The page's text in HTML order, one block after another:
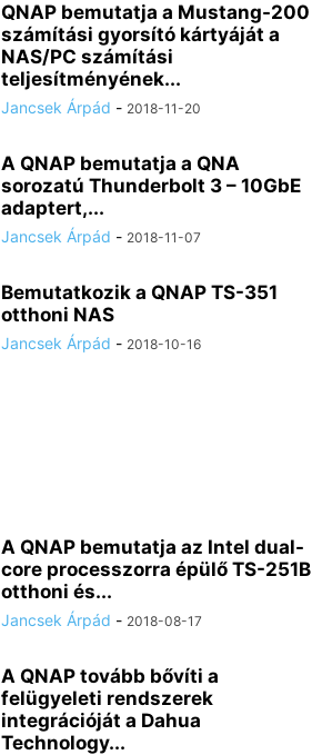
QNAP bemutatja a Mustang-200
számítási gyorsító kártyáját a
NAS/PC számítási
teljesítményének...
Jancsek Árpád - 2018-11-20
A QNAP bemutatja a QNA
sorozatú Thunderbolt 3 – 10GbE
adaptert,...
Jancsek Árpád - 2018-11-07
Bemutatkozik a QNAP TS-351
otthoni NAS
Jancsek Árpád - 2018-10-16
A QNAP bemutatja az Intel dual-
core processzorra épülő TS-251B
otthoni és...
Jancsek Árpád - 2018-08-17
A QNAP tovább bővíti a
felügyeleti rendszerek
integrációját a Dahua
Technology...